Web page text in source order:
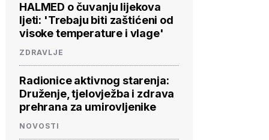
HALMED o čuvanju lijekova
ljeti: 'Trebaju biti zaštićeni od
visoke temperature i vlage'
ZDRAVLJE
Radionice aktivnog starenja:
Druženje, tjelovježba i zdrava
prehrana za umirovljenike
NOVOSTI